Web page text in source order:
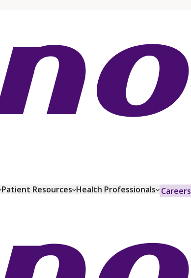
Patient Resources Health Professionals Careers